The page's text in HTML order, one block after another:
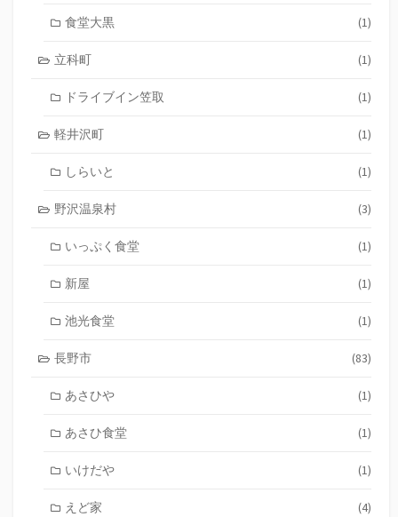
食堂大黒 (1)
立科町 (1)
ドライブイン笠取 (1)
軽井沢町 (1)
しらいと (1)
野沢温泉村 (3)
いっぷく食堂 (1)
新屋 (1)
池光食堂 (1)
長野市 (83)
あさひや (1)
あさひ食堂 (1)
いけだや (1)
えど家 (4)